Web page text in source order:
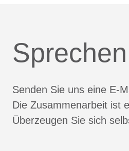
Senden Sie uns eine E-
Die Zusammenarbeit ist
Überzeugen Sie sich